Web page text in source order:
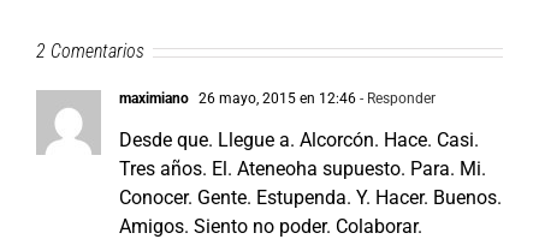
2 Comentarios
maximiano 26 mayo, 2015 en 12:46 - Responder
Desde que. Llegue a. Alcorcón. Hace. Casi.
Tres años. El. Ateneoha supuesto. Para. Mi.
Conocer. Gente. Estupenda. Y. Hacer. Buenos.
Amigos. Siento no poder. Colaborar.